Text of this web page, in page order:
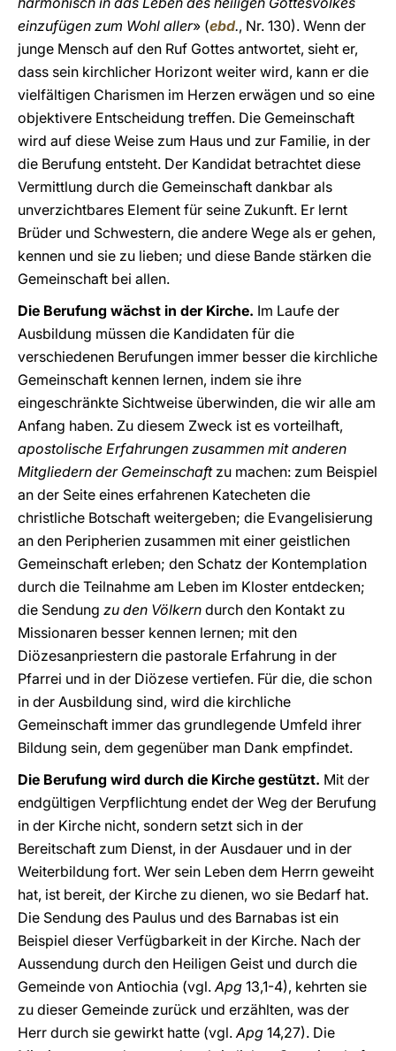
einzufügen zum Wohl aller» (ebd., Nr. 130). Wenn der
junge Mensch auf den Ruf Gottes antwortet, sieht er,
dass sein kirchlicher Horizont weiter wird, kann er die
vielfältigen Charismen im Herzen erwägen und so eine
objektivere Entscheidung treffen. Die Gemeinschaft
wird auf diese Weise zum Haus und zur Familie, in der
die Berufung entsteht. Der Kandidat betrachtet diese
Vermittlung durch die Gemeinschaft dankbar als
unverzichtbares Element für seine Zukunft. Er lernt
Brüder und Schwestern, die andere Wege als er gehen,
kennen und sie zu lieben; und diese Bande stärken die
Gemeinschaft bei allen.
Die Berufung wächst in der Kirche. Im Laufe der
Ausbildung müssen die Kandidaten für die
verschiedenen Berufungen immer besser die kirchliche
Gemeinschaft kennen lernen, indem sie ihre
eingeschränkte Sichtweise überwinden, die wir alle am
Anfang haben. Zu diesem Zweck ist es vorteilhaft,
apostolische Erfahrungen zusammen mit anderen
Mitgliedern der Gemeinschaftzu machen: zum Beispiel
an der Seite eines erfahrenen Katecheten die
christliche Botschaft weitergeben; die Evangelisierung
an den Peripherien zusammen mit einer geistlichen
Gemeinschaft erleben; den Schatz der Kontemplation
durch die Teilnahme am Leben im Kloster entdecken;
die Sendung zu den Völkern durch den Kontakt zu
Missionaren besser kennen lernen; mit den
Diözesanpriestern die pastorale Erfahrung in der
Pfarrei und in der Diözese vertiefen. Für die, die schon
in der Ausbildung sind, wird die kirchliche
Gemeinschaft immer das grundlegende Umfeld ihrer
Bildung sein, dem gegenüber man Dank empfindet.
Die Berufung wird durch die Kirche gestützt. Mit der
endgültigen Verpflichtung endet der Weg der Berufung
in der Kirche nicht, sondern setzt sich in der
Bereitschaft zum Dienst, in der Ausdauer und in der
Weiterbildung fort. Wer sein Leben dem Herrn geweiht
hat, ist bereit, der Kirche zu dienen, wo sie Bedarf hat.
Die Sendung des Paulus und des Barnabas ist ein
Beispiel dieser Verfügbarkeit in der Kirche. Nach der
Aussendung durch den Heiligen Geist und durch die
Gemeinde von Antiochia (vgl.Apg 13,1-4), kehrten sie
zu dieser Gemeinde zurück und erzählten, was der
Herr durch sie gewirkt hatte (vgl.Apg 14,27). Die